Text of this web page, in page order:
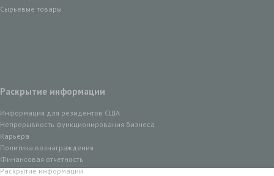
Сырьевые товары
Раскрытие информации
Информация для резидентов США
Непрерывность функционирования бизнеса
Карьера
Политика вознаграждения
Финансовая отчетность
Раскрытие информации